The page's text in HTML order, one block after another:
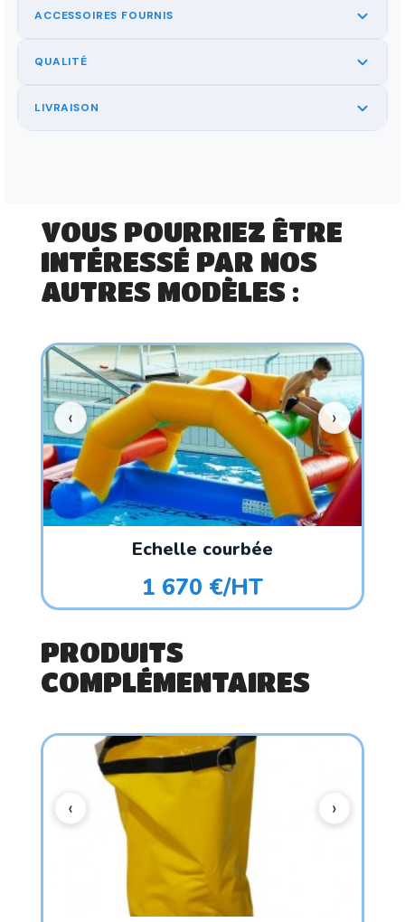
ACCESSOIRES FOURNIS
QUALITÉ
LIVRAISON
VOUS POURRIEZ ÊTRE
INTÉRESSÉ PAR NOS
AUTRES MODÈLES :
Echelle courbée
1 670 €/HT
PRODUITS
COMPLÉMENTAIRES